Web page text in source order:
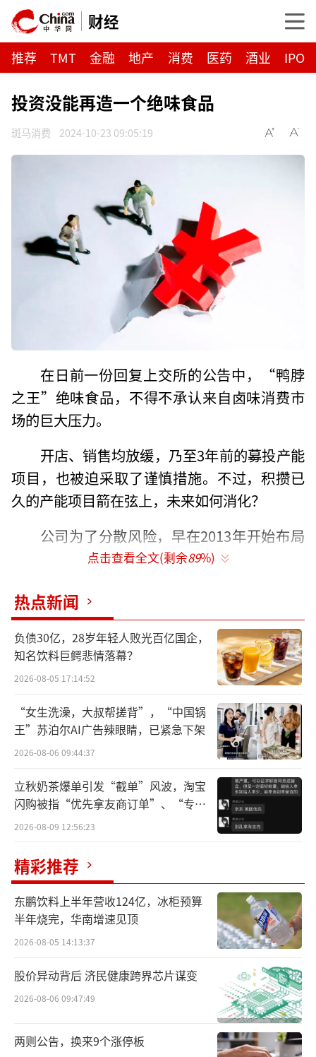
财经
推荐 TMT 金融 地产 消费 医药 酒业 IPO
投资没能再造一个绝味食品
斑马消费 2024-10-23 09:05:19
在日前一份回复上交所的公告中，“鸭脖
之王”绝味食品，不得不承认来自卤味消费市
场的巨大压力。
开店、销售均放缓，乃至3年前的募投产能
项目，也被迫采取了谨慎措施。不过，积攒已
久的产能项目箭在弦上，未来如何消化？
公司为了分散风险，早在2013年开始布局
投资业务，聚焦于卤味及食品行业上下游企
叁号等多家私募基金间接进入相关企业，已初
步勾勒出一个美食商业版图。并意图通过投
资，再造一个绝味。
但是，这一番操作，并未给公司带来丰厚
回报。2022年至2024年，先后投入资金近44亿
元，投资亏损合计超过2亿元。
绝味食品（603517.SH）稳坐卤货界头把
交椅后，持续对外股权投资，即便是在投资连
公司借助股权投资，圈定相关行业标的，
间接推进业务扩张，通过打造“美食生态
圈”，试图实现再造一个绝味的宏大计划。
10月22日，公司在回复上交所监管函中披
露，2017年至今，公司投资活动现金流量净额
持续为负，投资活动未产生资金净流入。
点击查看全文(剩余89%)
热点新闻
负债30亿，28岁年轻人败光百亿国企，
知名饮料巨鳄悲情落幕？
2026-08-05 17:14:52
“女生洗澡，大叔帮搓背”，“中国锅
王”苏泊尔AI广告辣眼睛，已紧急下架
2026-08-06 09:44:37
立秋奶茶爆单引发“截单”风波，淘宝
闪购被指“优先拿友商订单”、“专挑
贵的拿”
2026-08-09 12:56:23
精彩推荐
东鹏饮料上半年营收124亿，冰柜预算
半年烧完，华南增速见顶
2026-08-05 14:13:37
股价异动背后 济民健康跨界芯片谋变
2026-08-06 09:47:49
两则公告，换来9个涨停板